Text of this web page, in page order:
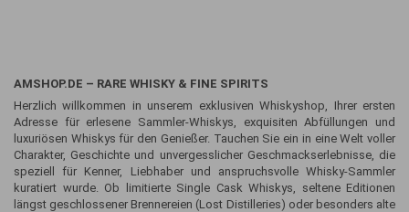
AMSHOP.DE – RARE WHISKY & FINE SPIRITS
Herzlich willkommen in unserem exklusiven Whiskyshop, Ihrer ersten
Adresse für erlesene Sammler-Whiskys, exquisiten Abfüllungen und
luxuriösen Whiskys für den Genießer. Tauchen Sie ein in eine Welt voller
Charakter, Geschichte und unvergesslicher Geschmackserlebnisse, die
speziell für Kenner, Liebhaber und anspruchsvolle Whisky-Sammler
kuratiert wurde. Ob limitierte Single Cask Whiskys, seltene Editionen
längst geschlossener Brennereien (Lost Distilleries) oder besonders alte